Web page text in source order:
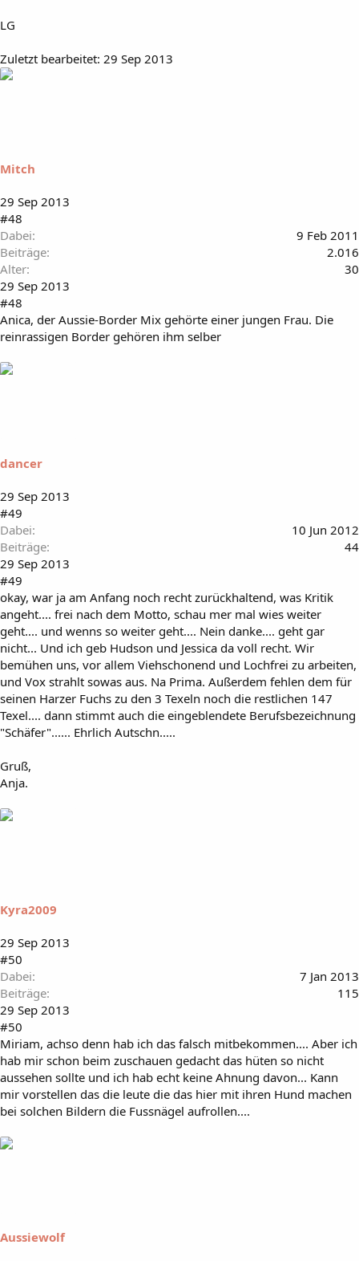
LG
Zuletzt bearbeitet: 29 Sep 2013
Mitch
29 Sep 2013
#48
Dabei
9 Feb 2011
Beiträge
2.016
Alter
30
29 Sep 2013
#48
Anica, der Aussie-Border Mix gehörte einer jungen Frau. Die
reinrassigen Border gehören ihm selber
dancer
29 Sep 2013
#49
Dabei
10 Jun 2012
Beiträge
44
29 Sep 2013
#49
okay, war ja am Anfang noch recht zurückhaltend, was Kritik
angeht.... frei nach dem Motto, schau mer mal wies weiter
geht.... und wenns so weiter geht.... Nein danke.... geht gar
nicht... Und ich geb Hudson und Jessica da voll recht. Wir
bemühen uns, vor allem Viehschonend und Lochfrei zu arbeiten,
und Vox strahlt sowas aus. Na Prima. Außerdem fehlen dem für
seinen Harzer Fuchs zu den 3 Texeln noch die restlichen 147
Texel.... dann stimmt auch die eingeblendete Berufsbezeichnung
"Schäfer"...... Ehrlich Autschn.....
Gruß,
Anja.
Kyra2009
29 Sep 2013
#50
Dabei
7 Jan 2013
Beiträge
115
29 Sep 2013
#50
Miriam, achso denn hab ich das falsch mitbekommen.... Aber ich
hab mir schon beim zuschauen gedacht das hüten so nicht
aussehen sollte und ich hab echt keine Ahnung davon... Kann
mir vorstellen das die leute die das hier mit ihren Hund machen
bei solchen Bildern die Fussnägel aufrollen....
Aussiewolf